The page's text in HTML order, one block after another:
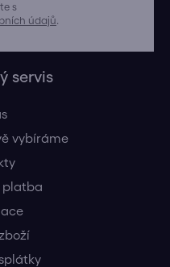
s
údajů.
servis
vybíráme
platba